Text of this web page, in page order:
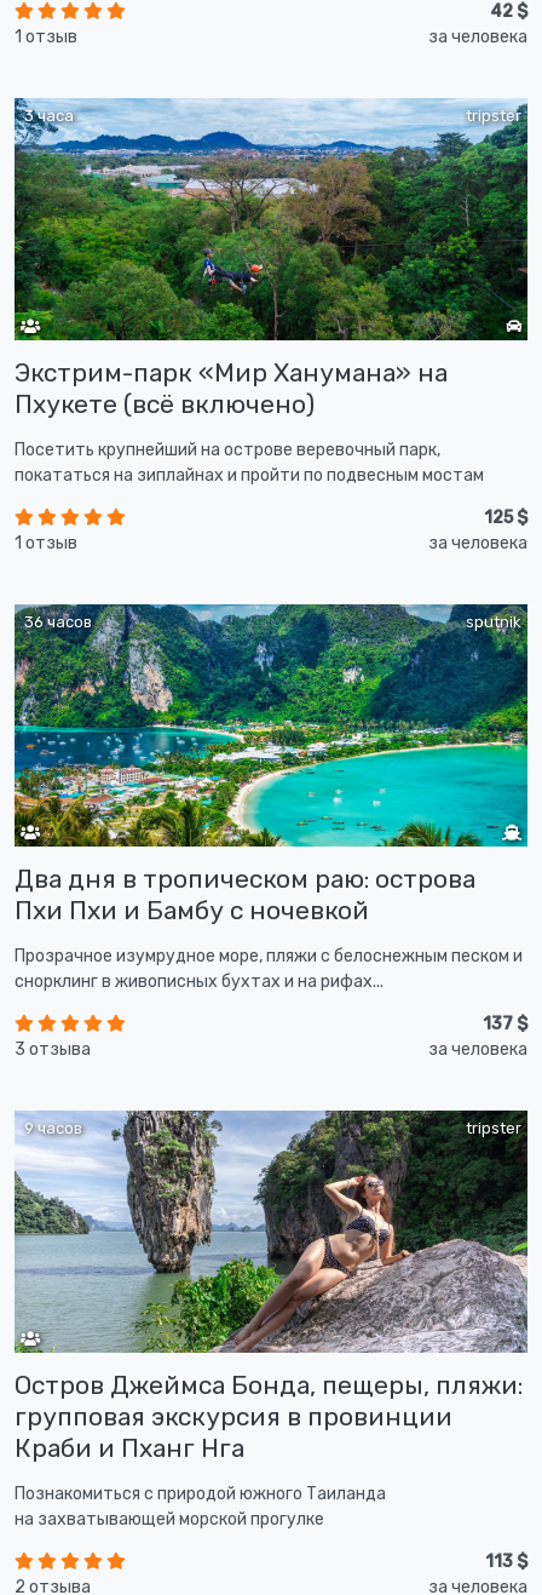
1 отзыв
42 $
за человека
tripster
3 часа
Экстрим-парк «Мир Ханумана» на
Пхукете (всё включено)
Посетить крупнейший на острове веревочный парк,
покататься на зиплайнах и пройти по подвесным мостам
1 отзыв
125 $
за человека
sputnik
36 часов
Два дня в тропическом раю: острова
Пхи Пхи и Бамбу с ночевкой
Прозрачное изумрудное море, пляжи с белоснежным песком и
снорклинг в живописных бухтах и на рифах...
3 отзыва
137 $
за человека
tripster
9 часов
Остров Джеймса Бонда, пещеры, пляжи:
групповая экскурсия в провинции
Краби и Пханг Нга
Познакомиться с природой южного Таиланда
на захватывающей морской прогулке
2 отзыва
113 $
за человека